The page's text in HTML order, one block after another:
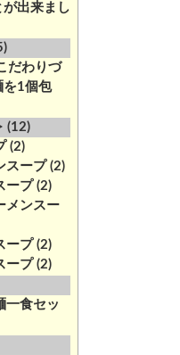
出来まし
だわりづ
を1個包
(12)
(2)
スープ(2)
ープ(2)
メンスー
ープ(2)
ープ(2)
一食セッ